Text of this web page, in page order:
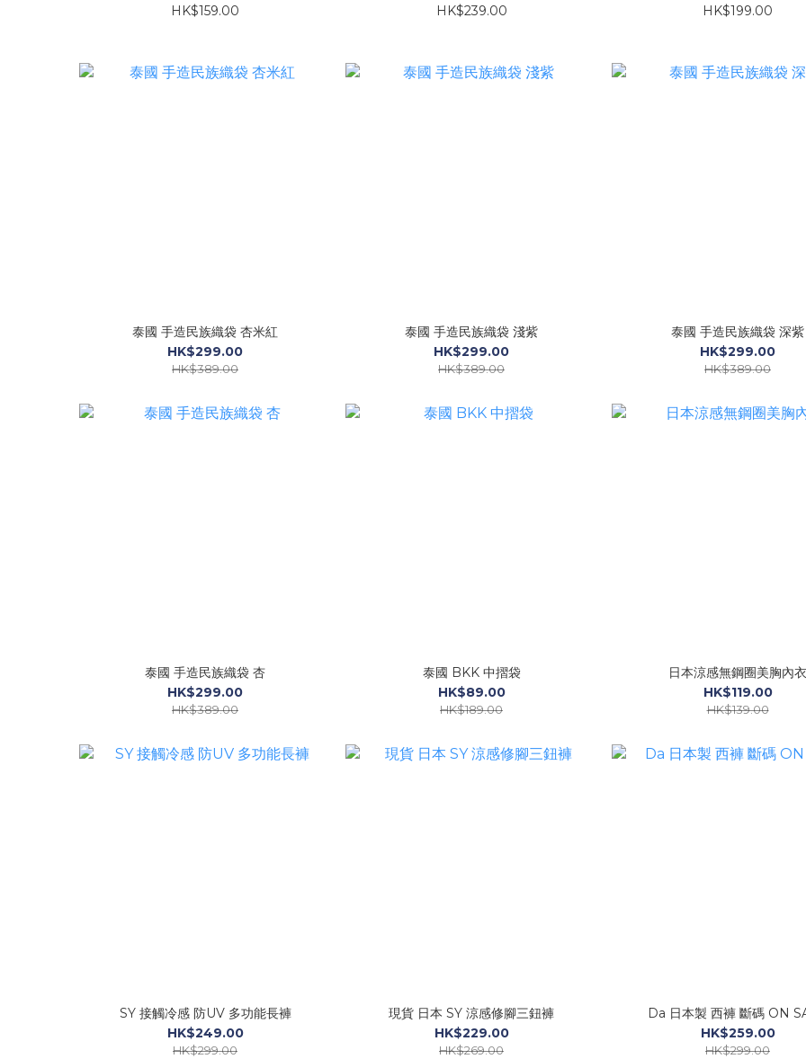
HK$159.00
HK$239.00
HK$199.00
泰國 手造民族織袋 杏米紅
HK$299.00
HK$389.00
泰國 手造民族織袋 淺紫
HK$299.00
HK$389.00
泰國 手造民族織袋 深紫
HK$299.00
HK$389.00
泰國 手造民族織袋 杏
HK$299.00
HK$389.00
泰國 BKK 中摺袋
HK$89.00
HK$189.00
日本涼感無鋼圈美胸內衣
HK$119.00
HK$139.00
SY 接觸冷感 防UV 多功能長褲
HK$249.00
HK$299.00
現貨 日本 SY 涼感修腳三鈕褲
HK$229.00
HK$269.00
Da 日本製 西褲 斷碼 ON
HK$259.00
HK$299.00